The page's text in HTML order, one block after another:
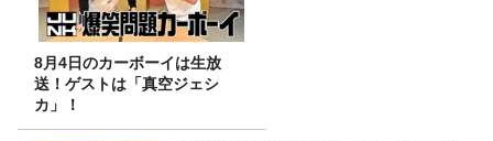
8月4日のカーボーイは生放
送！ゲストは「真空ジェシ
カ」！